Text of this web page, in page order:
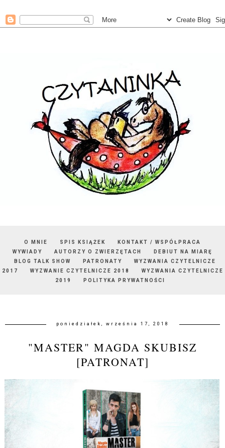
O MNIE SPIS KSIĄŻEK
KONTAKT / WSPÓŁPRACA
WYWIADY
AUTORZY O ZWIERZĘTACH
DEBIUT NA MIARĘ
BLOG TALK SHOW
PATRONATY
WYZWANIA CZYTELNICZE
2017
WYZWANIE CZYTELNICZE 2018
WYZWANIA CZYTELNICZE
2019
POLITYKA PRYWATNOŚCI
poniedziałek, września 17, 2018
"MASTER" MAGDA SKUBISZ
[PATRONAT]